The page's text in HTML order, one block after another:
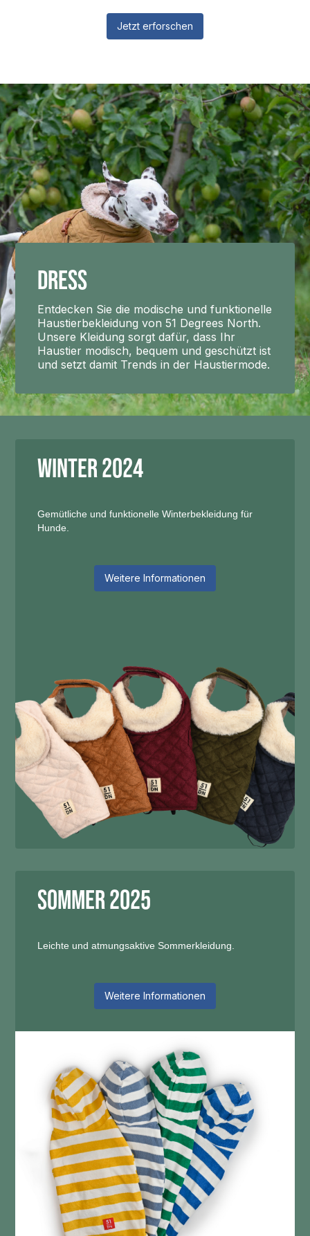
Jetzt erforschen
Dress
Entdecken Sie die modische und funktionelle
Haustierbekleidung von 51 Degrees North.
Unsere Kleidung sorgt dafür, dass Ihr
Haustier modisch, bequem und geschützt ist
und setzt damit Trends in der Haustiermode.
Winter 2024
Gemütliche und funktionelle Winterbekleidung für
Hunde.
Weitere Informationen
Sommer 2025
Leichte und atmungsaktive Sommerkleidung.
Weitere Informationen